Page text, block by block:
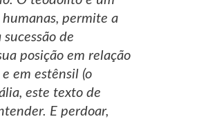
permite a
de
posição em relação
em estênsil (o
este texto de
E perdoar,